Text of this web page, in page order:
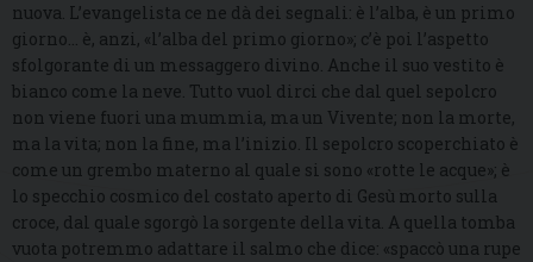
nuova. L’evangelista ce ne dà dei segnali: è l’alba, è un primo
giorno… è, anzi, «l’alba del primo giorno»; c’è poi l’aspetto
sfolgorante di un messaggero divino. Anche il suo vestito è
bianco come la neve. Tutto vuol dirci che dal quel sepolcro
non viene fuori una mummia, ma un Vivente; non la morte,
ma la vita; non la fine, ma l’inizio. Il sepolcro scoperchiato è
come un grembo materno al quale si sono «rotte le acque»; è
lo specchio cosmico del costato aperto di Gesù morto sulla
croce, dal quale sgorgò la sorgente della vita. A quella tomba
vuota potremmo adattare il salmo che dice: «spaccò una rupe